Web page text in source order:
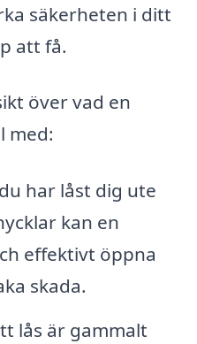
säkerheten i ditt
att få.
över vad en
med:
har låst dig ute
kan en
effektivt öppna
skada.
lås är gammalt